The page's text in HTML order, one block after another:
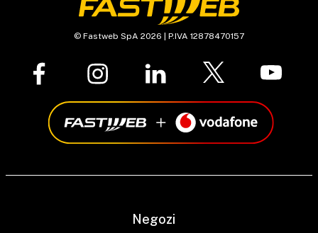
© Fastweb SpA 2026 | P.IVA 12878470157
Negozi